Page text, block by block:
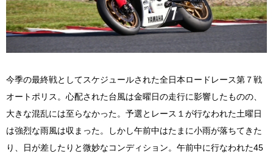
今季の最終戦としてスケジュールされた全日本ロードレース第７戦
オートポリス。心配された台風は金曜日の走行に影響したものの、
大きな混乱には至らなかった。予選とレース１が行なわれた土曜日
は強烈な雨風は収まった。しかし午前中はたまに小雨が落ちてきた
り、日が差したりと微妙なコンディション。午前中に行なわれた45